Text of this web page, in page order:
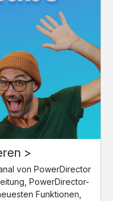
>
von PowerDirector
PowerDirector-
Funktionen,